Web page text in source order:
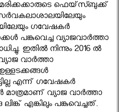
ഫെയ്‌സ്ബുക്ക്
ഗവേഷകര്‍
പങ്കുവെച്ച വ്യാജവാര്‍ത്താ
ഇതില്‍ നിന്നും 2016 ല്‍
വാര്‍ത്താ
എന്ന് ഗവേഷകര്‍
മാത്രമാണ് വ്യാജ വാര്‍ത്താ
എങ്കിലും പങ്കുവെച്ചത്.